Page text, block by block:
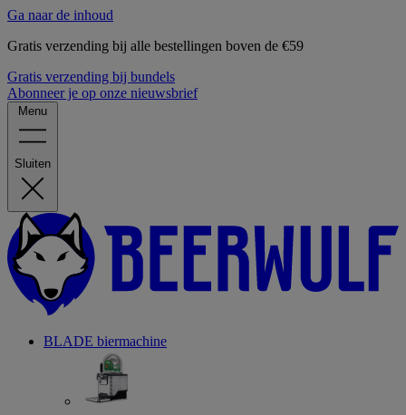
Ga naar de inhoud
Gratis verzending bij alle bestellingen boven de €59
Gratis verzending bij bundels
Abonneer je op onze nieuwsbrief
Menu
Sluiten
BLADE biermachine